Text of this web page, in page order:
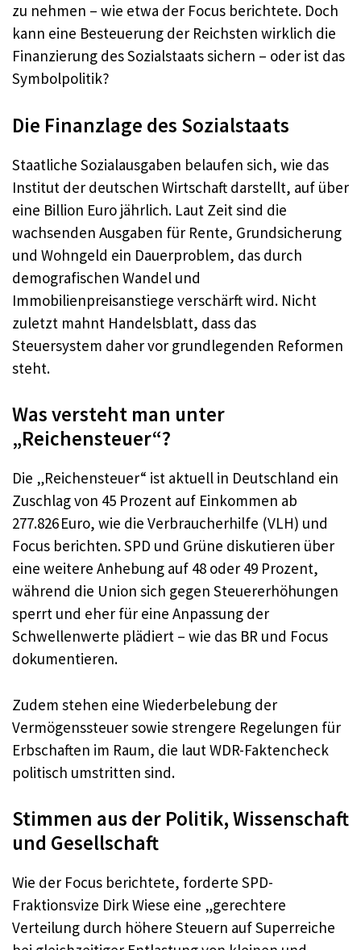
zu nehmen – wie etwa der Focus berichtete. Doch
kann eine Besteuerung der Reichsten wirklich die
Finanzierung des Sozialstaats sichern – oder ist das
Symbolpolitik?
Die Finanzlage des Sozialstaats
Staatliche Sozialausgaben belaufen sich, wie das
Institut der deutschen Wirtschaft darstellt, auf über
eine Billion Euro jährlich. Laut Zeit sind die
wachsenden Ausgaben für Rente, Grundsicherung
und Wohngeld ein Dauerproblem, das durch
demografischen Wandel und
Immobilienpreisanstiege verschärft wird. Nicht
zuletzt mahnt Handelsblatt, dass das
Steuersystem daher vor grundlegenden Reformen
steht.
Was versteht man unter
„Reichensteuer“?
Die „Reichensteuer“ ist aktuell in Deutschland ein
Zuschlag von 45 Prozent auf Einkommen ab
277.826 Euro, wie die Verbraucherhilfe (VLH) und
Focus berichten. SPD und Grüne diskutieren über
eine weitere Anhebung auf 48 oder 49 Prozent,
während die Union sich gegen Steuererhöhungen
sperrt und eher für eine Anpassung der
Schwellenwerte plädiert – wie das BR und Focus
dokumentieren.
Zudem stehen eine Wiederbelebung der
Vermögenssteuer sowie strengere Regelungen für
Erbschaften im Raum, die laut WDR-Faktencheck
politisch umstritten sind.
Stimmen aus der Politik, Wissenschaft
und Gesellschaft
Wie der Focus berichtete, forderte SPD-
Fraktionsvize Dirk Wiese eine „gerechtere
Verteilung durch höhere Steuern auf Superreiche